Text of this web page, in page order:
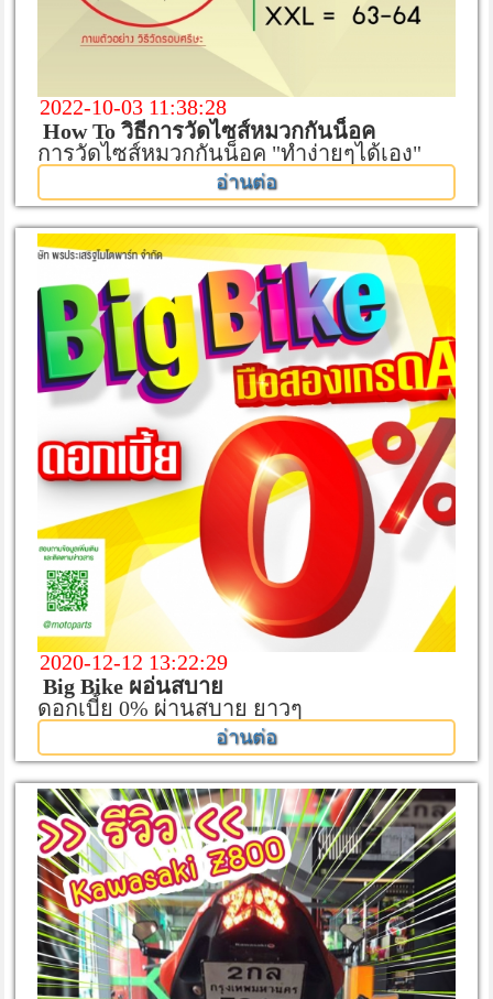
2022-10-03 11:38:28
How To วิธีการวัดไซส์หมวกกันน็อค
การวัดไซส์หมวกกันน็อค "ทำง่ายๆได้เอง"
อ่านต่อ
2020-12-12 13:22:29
Big Bike ผอ่นสบาย
ดอกเบี้ย 0% ผ่านสบาย ยาวๆ
อ่านต่อ